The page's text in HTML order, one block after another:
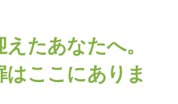
たあなたへ。
ここにありま